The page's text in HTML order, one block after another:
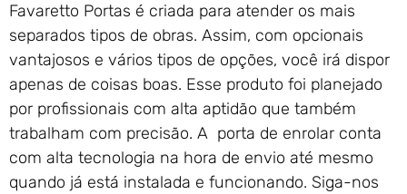
Favaretto Portas é criada para atender os mais
separados tipos de obras. Assim, com opcionais
vantajosos e vários tipos de opções, você irá dispor
apenas de coisas boas. Esse produto foi planejado
por profissionais com alta aptidão que também
trabalham com precisão. A porta de enrolar conta
com alta tecnologia na hora de envio até mesmo
quando já está instalada e funcionando. Siga-nos